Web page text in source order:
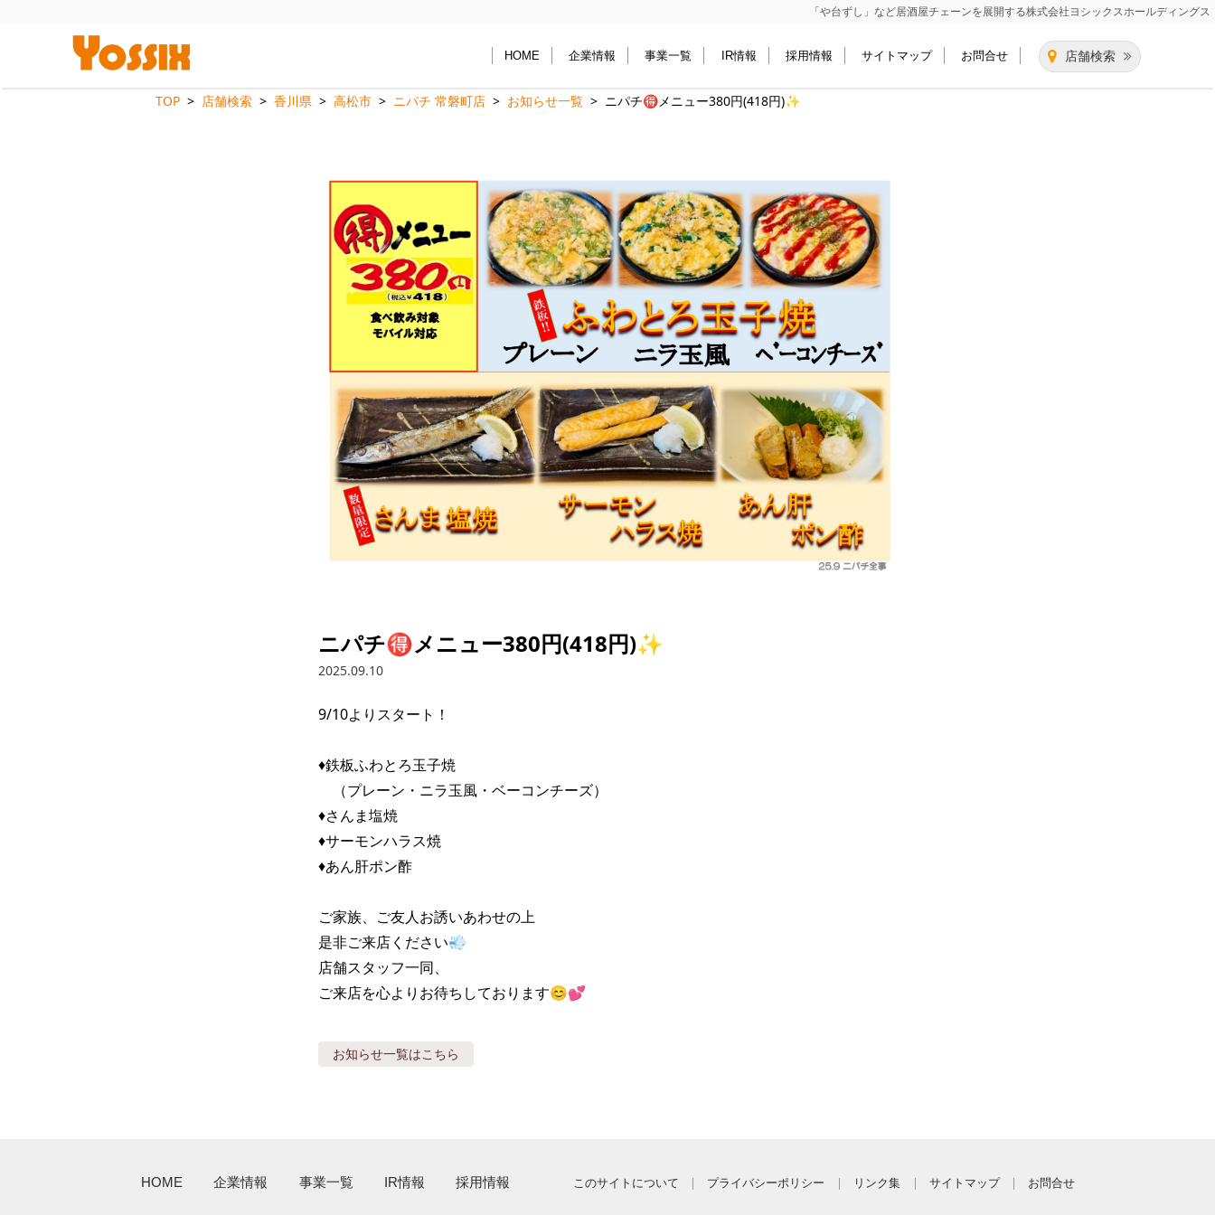
「や台ずし」など居酒屋チェーンを展開する株式会社ヨシックスホールディングス
店舗検索
HOME 企業情報 事業一覧 IR情報 採用情報 サイトマップ お問合せ
TOP 店舗検索 香川県 高松市 ニパチ 常磐町店 お知らせ一覧 ニパチ🉐️メニュー380円(418円)✨
ニパチ🉐️メニュー380円(418円)✨
2025.09.10
9/10よりスタート！
♦️鉄板ふわとろ玉子焼
（プレーン・ニラ玉風・ベーコンチーズ）
♦️さんま塩焼
♦️サーモンハラス焼
♦️あん肝ポン酢
ご家族、ご友人お誘いあわせの上
是非ご来店ください💨
店舗スタッフ一同、
ご来店を心よりお待ちしております😊💕
お知らせ一覧はこちら
HOME 企業情報 事業一覧 IR情報 採用情報 このサイトについて プライバシーポリシー リンク集 サイトマップ お問合せ